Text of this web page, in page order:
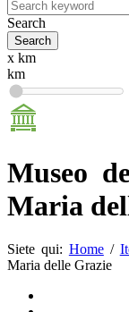
Search
x km
km
Museo
Maria
Siete qui: Home /
Maria delle Grazie